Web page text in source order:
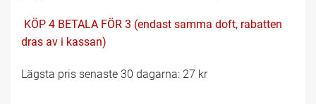
KÖP 4 BETALA FÖR 3 (endast samma doft, rabatten
dras av i kassan)
Lägsta pris senaste 30 dagarna: 27 kr